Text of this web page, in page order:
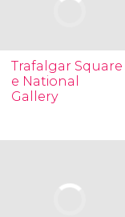
Trafalgar Square
e National
Gallery